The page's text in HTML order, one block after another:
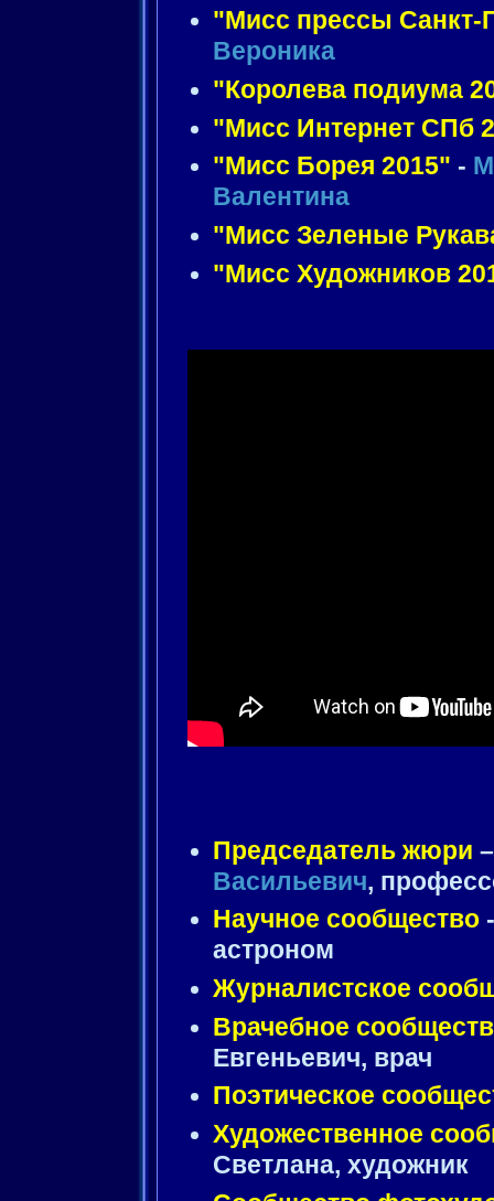
"Мисс прессы Санкт-
Вероника
"Королева подиума
"Мисс Интернет СПб
"Мисс Борея 2015" -
Валентина
"Мисс Зеленые
"Мисс Художников
Председатель жюри
Васильевич,
Научное сообщество
астроном
Журналистское
Врачебное
Евгеньевич, врач
Поэтическое
Художественное
Светлана, художник